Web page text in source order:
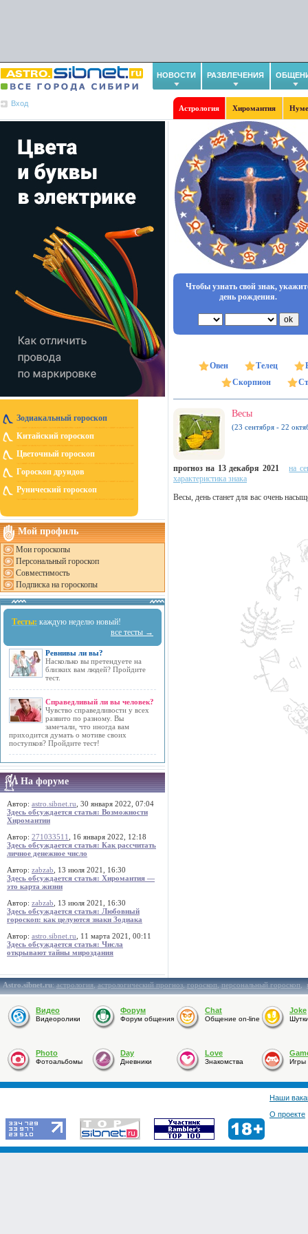
НОВОСТИ РАЗВЛЕЧЕНИЯ
Вход
Астрология Хиромантия
Зодиакальный гороскоп
Китайский гороскоп
Цветочный гороскоп
Гороскоп друидов
Рунический гороскоп
Мой профиль
Мои гороскопы
Персональный гороскоп
Совместимость
Подписка на гороскопы
Тесты: каждую неделю новый!
все тесты →
Ревнивы ли вы?
Насколько вы претендуете на
близких вам людей? Пройдите
тест.
Справедливый ли вы человек?
Чувство справедливости у всех
развито по разному. Вы
замечали, что иногда вам
приходится думать о мотиве своих
поступков? Пройдите тест!
На форуме
Автор: astro.sibnet.ru , 30 января 2022, 07:04
Здесь обсуждается статья: Возможности
Хиромантии
Автор: 271033511
, 16 января 2022, 12:18
Здесь обсуждается статья: Как рассчитать
личное денежное число
Автор: zabzab , 13 июля 2021, 16:30
Здесь обсуждается статья: Хиромантия —
это карта жизни
Автор: zabzab , 13 июля 2021, 16:30
Здесь обсуждается статья: Любовный
гороскоп: как целуются знаки Зодиака
Автор: astro.sibnet.ru , 11 марта 2021, 00:11
Здесь обсуждается статья: Числа
открывают тайны мироздания
Чтобы узнать свой знак,
день рождения.
Овен Телец
Скорпион
Весы
(23 сентября - 22
прогноз на 13 декабря 2021
на
характеристика знака
Весы, день станет для вас очень
Astro.sibnet.ru:астрология,астрологический прогноз,гороскоп,персональный гороскоп,
Видео
Видеоролики
Форум
Форум общения
Chat
Общение on-line
Joke
Photo
Фотоальбомы
Day
Дневники
Love
Знакомства Игры
Наши
О проекте